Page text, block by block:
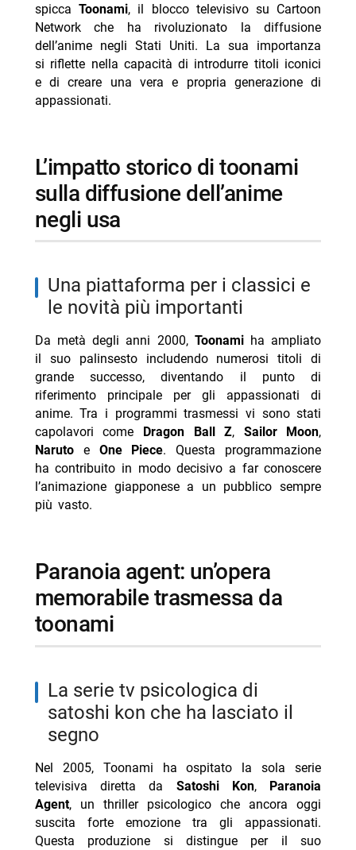
-- capolavori che continuano a influenzare il cinema
- l’eredità artistica di satoshi kon rimane viva nel
tempo
-- un regista capace di sconvolgere con ogni sua
-- RispondiAnnulla risposta
- Programmi TV domenica 9 agosto 2026 prima
serata
- Programmi TV sabato 8 agosto 2026 prima serata
- Ascolti TV 4 agosto 2026 Far Away cresce più di
- Ascolti TV 5 agosto 2026 Oppenheimer vince prima
serata
spiccaToonami, il blocco televisivo su Cartoon
Network che ha rivoluzionato la diffusione
dell’anime negli Stati Uniti. La sua importanza
si riflette nella capacità di introdurre titoli iconici
e di creare una vera e propria generazione di
appassionati.
l’impatto storico di toonami
sulla diffusione dell’anime
negli usa
una piattaforma per i classici e
le novità più importanti
Da metà degli anni 2000, Toonamiha ampliato
il suo palinsesto includendo numerosi titoli di
grande successo, diventando il punto di
riferimento principale per gli appassionati di
anime. Tra i programmi trasmessi vi sono stati
capolavori come
Dragon Ball Z, Sailor Moon,
Narutoe One Piece. Questa programmazione
ha contribuito in modo decisivo a far conoscere
l’animazione giapponese a un pubblico sempre
più vasto.
paranoia agent: un’opera
memorabile trasmessa da
toonami
la serie tv psicologica di
satoshi kon che ha lasciato il
segno
Nel 2005, Toonami ha ospitato la sola serie
televisiva diretta da Satoshi Kon, Paranoia
Agent, un thriller psicologico che ancora oggi
suscita forte emozione tra gli appassionati.
Questa produzione si distingue per il suo